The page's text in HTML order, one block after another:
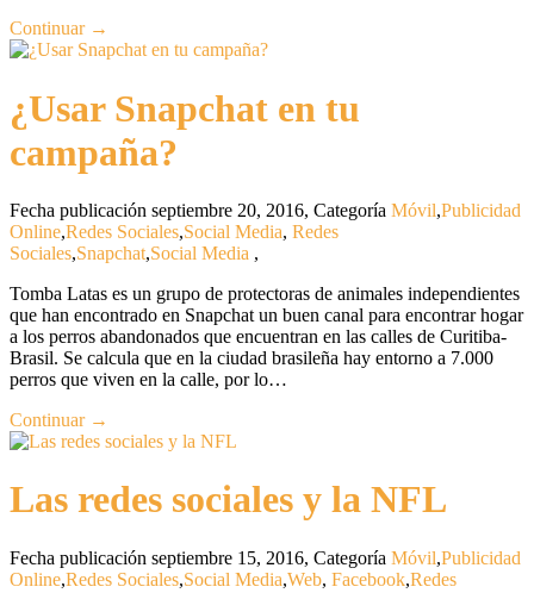
Continuar →
¿Usar Snapchat en tu
campaña?
Fecha publicación septiembre 20, 2016, Categoría Móvil,Publicidad
Online,Redes Sociales,Social Media, Redes
Sociales,Snapchat,Social Media ,
Tomba Latas es un grupo de protectoras de animales independientes
que han encontrado en Snapchat un buen canal para encontrar hogar
a los perros abandonados que encuentran en las calles de Curitiba-
Brasil. Se calcula que en la ciudad brasileña hay entorno a 7.000
perros que viven en la calle, por lo…
Continuar →
Las redes sociales y la NFL
Fecha publicación septiembre 15, 2016, Categoría Móvil,Publicidad
Online,Redes Sociales,Social Media,Web, Facebook,Redes